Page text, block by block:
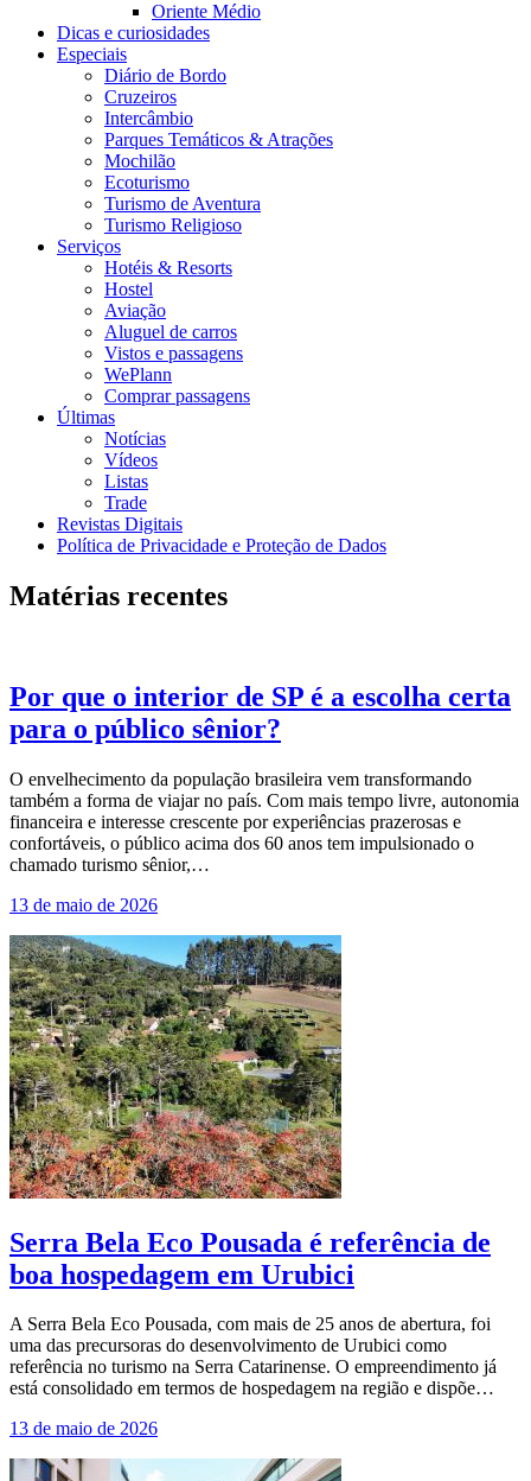
Oriente Médio
Dicas e curiosidades
Especiais
Diário de Bordo
Cruzeiros
Intercâmbio
Parques Temáticos & Atrações
Mochilão
Ecoturismo
Turismo de Aventura
Turismo Religioso
Serviços
Hotéis & Resorts
Hostel
Aviação
Aluguel de carros
Vistos e passagens
WePlann
Comprar passagens
Últimas
Notícias
Vídeos
Listas
Trade
Revistas Digitais
Política de Privacidade e Proteção de Dados
Matérias recentes
Por que o interior de SP é a escolha certa
para o público sênior?
O envelhecimento da população brasileira vem transformando
também a forma de viajar no país. Com mais tempo livre, autonomia
financeira e interesse crescente por experiências prazerosas e
confortáveis, o público acima dos 60 anos tem impulsionado o
chamado turismo sênior,…
13 de maio de 2026
Serra Bela Eco Pousada é referência de
boa hospedagem em Urubici
A Serra Bela Eco Pousada, com mais de 25 anos de abertura, foi
uma das precursoras do desenvolvimento de Urubici como
referência no turismo na Serra Catarinense. O empreendimento já
está consolidado em termos de hospedagem na região e dispõe…
13 de maio de 2026